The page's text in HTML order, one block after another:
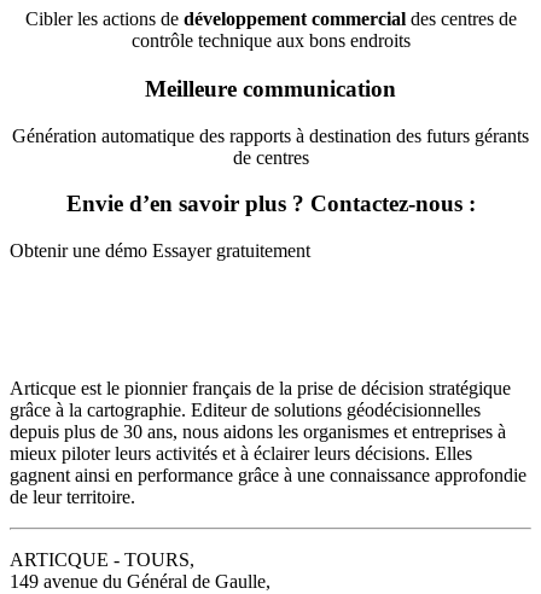
Cibler les actions de développement commercialdes centres de
contrôle technique aux bons endroits
Meilleure communication
Génération automatique des rapports à destination des futurs gérants
de centres
Envie d’en savoir plus ? Contactez-nous :
Obtenir une démo Essayer gratuitement
Articque est le pionnier français de la prise de décision stratégique
grâce à la cartographie. Editeur de solutions géodécisionnelles
depuis plus de 30 ans, nous aidons les organismes et entreprises à
mieux piloter leurs activités et à éclairer leurs décisions. Elles
gagnent ainsi en performance grâce à une connaissance approfondie
de leur territoire.
ARTICQUE - TOURS,
149 avenue du Général de Gaulle,